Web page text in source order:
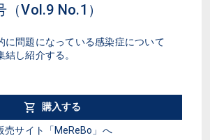
Vol.9 No.1）
に問題になっている感染症について
し紹介する。
購入する
売サイト「MeReBo」へ